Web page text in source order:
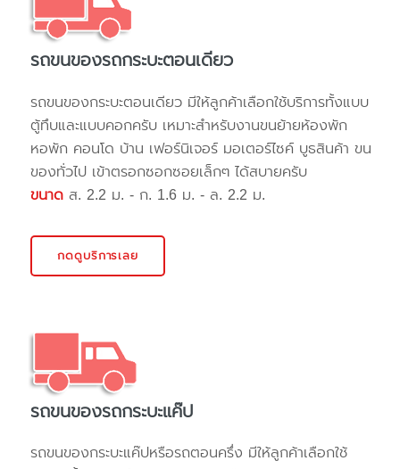
รถขนของรถกระบะตอนเดียว
รถขนของกระบะตอนเดียว มีให้ลูกค้าเลือกใช้บริการทั้งแบบ
ตู้ทึบและแบบคอกครับ เหมาะสำหรับงานขนย้ายห้องพัก
หอพัก คอนโด บ้าน เฟอร์นิเจอร์ มอเตอร์ไซค์ บูธสินค้า ขน
ของทั่วไป เข้าตรอกซอกซอยเล็กๆ ได้สบายครับ
ขนาด ส. 2.2 ม. - ก. 1.6 ม. - ล. 2.2 ม.
กดดูบริการเลย
รถขนของรถกระบะแค๊ป
รถขนของกระบะแค๊ปหรือรถตอนครึ่ง มีให้ลูกค้าเลือกใช้